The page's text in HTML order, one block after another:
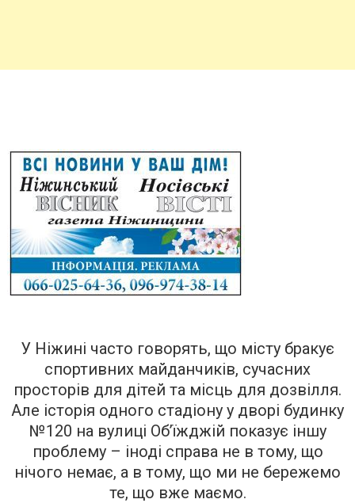
У Ніжині часто говорять, що місту бракує
спортивних майданчиків, сучасних
просторів для дітей та місць для дозвілля.
Але історія одного стадіону у дворі будинку
№120 на вулиці Об’їжджій показує іншу
проблему – іноді справа не в тому, що
нічого немає, а в тому, що ми не бережемо
те, що вже маємо.